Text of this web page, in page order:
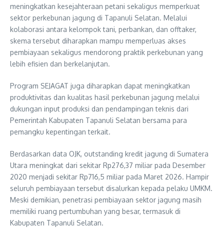
meningkatkan kesejahteraan petani sekaligus memperkuat
sektor perkebunan jagung di Tapanuli Selatan. Melalui
kolaborasi antara kelompok tani, perbankan, dan offtaker,
skema tersebut diharapkan mampu memperluas akses
pembiayaan sekaligus mendorong praktik perkebunan yang
lebih efisien dan berkelanjutan.
Program SEJAGAT juga diharapkan dapat meningkatkan
produktivitas dan kualitas hasil perkebunan jagung melalui
dukungan input produksi dan pendampingan teknis dari
Pemerintah Kabupaten Tapanuli Selatan bersama para
pemangku kepentingan terkait.
Berdasarkan data OJK, outstanding kredit jagung di Sumatera
Utara meningkat dari sekitar Rp276,37 miliar pada Desember
2020 menjadi sekitar Rp716,5 miliar pada Maret 2026. Hampir
seluruh pembiayaan tersebut disalurkan kepada pelaku UMKM.
Meski demikian, penetrasi pembiayaan sektor jagung masih
memiliki ruang pertumbuhan yang besar, termasuk di
Kabupaten Tapanuli Selatan.